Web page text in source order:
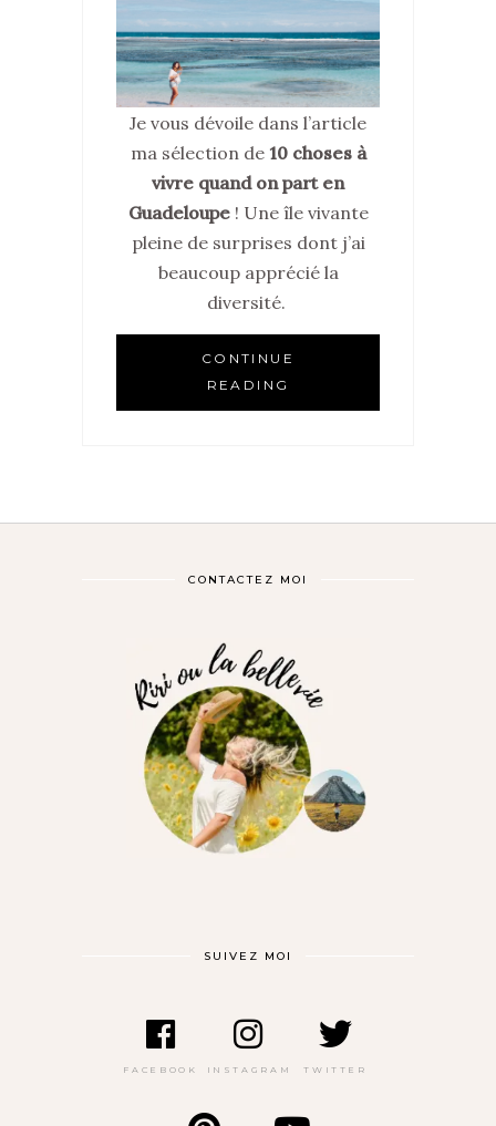
Je vous dévoile dans l’article
ma sélection de 10 choses à
vivre quand on part en
Guadeloupe ! Une île vivante
pleine de surprises dont j’ai
beaucoup apprécié la
diversité.
CONTINUE
READING
CONTACTEZ MOI
SUIVEZ MOI
FACEBOOK INSTAGRAM TWITTER